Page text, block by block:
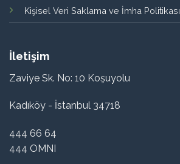
Kişisel Veri Saklama ve İmha Politikası
İletişim
Zaviye Sk. No: 10 Koşuyolu
Kadıköy - İstanbul 34718
444 66 64
444 OMNI